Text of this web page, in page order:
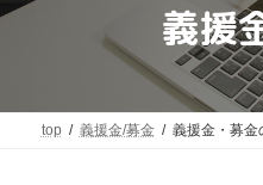
義援
top 義援金/募金 義援金・募金